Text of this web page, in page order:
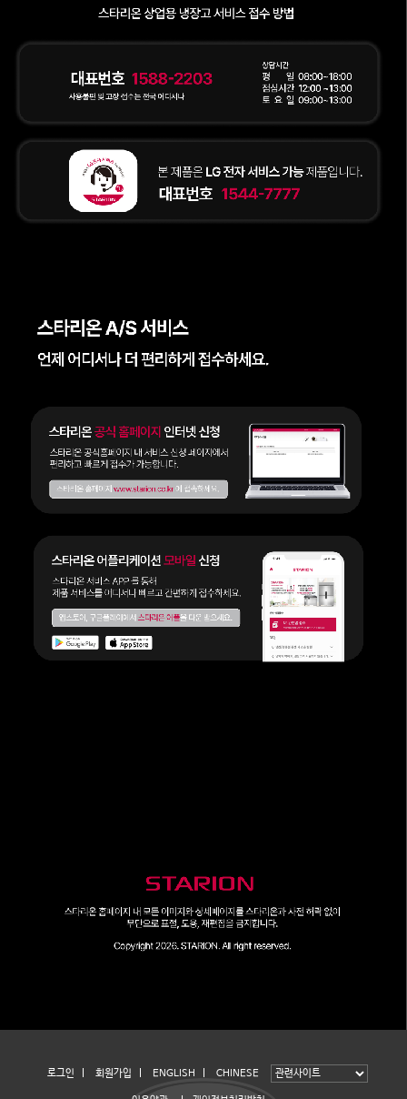
로그인 회원가입 ENGLISH CHINESE